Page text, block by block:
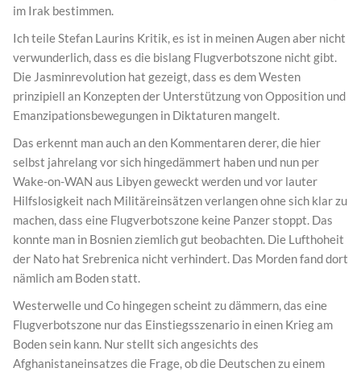
im Irak bestimmen.
Ich teile Stefan Laurins Kritik, es ist in meinen Augen aber nicht
verwunderlich, dass es die bislang Flugverbotszone nicht gibt.
Die Jasminrevolution hat gezeigt, dass es dem Westen
prinzipiell an Konzepten der Unterstützung von Opposition und
Emanzipationsbewegungen in Diktaturen mangelt.
Das erkennt man auch an den Kommentaren derer, die hier
selbst jahrelang vor sich hingedämmert haben und nun per
Wake-on-WAN aus Libyen geweckt werden und vor lauter
Hilfslosigkeit nach Militäreinsätzen verlangen ohne sich klar zu
machen, dass eine Flugverbotszone keine Panzer stoppt. Das
konnte man in Bosnien ziemlich gut beobachten. Die Lufthoheit
der Nato hat Srebrenica nicht verhindert. Das Morden fand dort
nämlich am Boden statt.
Westerwelle und Co hingegen scheint zu dämmern, das eine
Flugverbotszone nur das Einstiegsszenario in einen Krieg am
Boden sein kann. Nur stellt sich angesichts des
Afghanistaneinsatzes die Frage, ob die Deutschen zu einem